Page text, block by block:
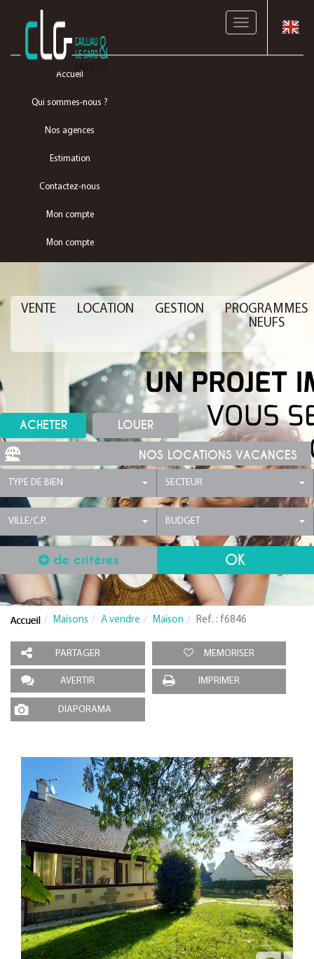
Toggle
Accueil
Qui sommes-nous ?
Nos agences
Estimation
Contactez-nous
Mon compte
Mon compte
VENTE LOCATION GESTION
PROGRAMMES
NEUFS
ACHETER LOUER
NOS LOCATIONS VACANCES
TYPE DE BIEN SECTEUR
VILLE/C.P. BUDGET
de critères
Maisons A vendre Maison Ref. : f6846
PARTAGER MEMORISER
AVERTIR IMPRIMER
DIAPORAMA